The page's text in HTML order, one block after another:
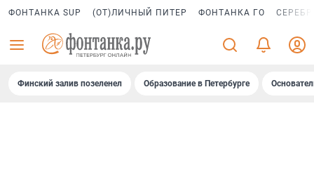
ФОНТАНКА SUP (ОТ)ЛИЧНЫЙ ПИТЕР ФОНТАНКА ГО
Финский залив позеленел Образование в Петербурге